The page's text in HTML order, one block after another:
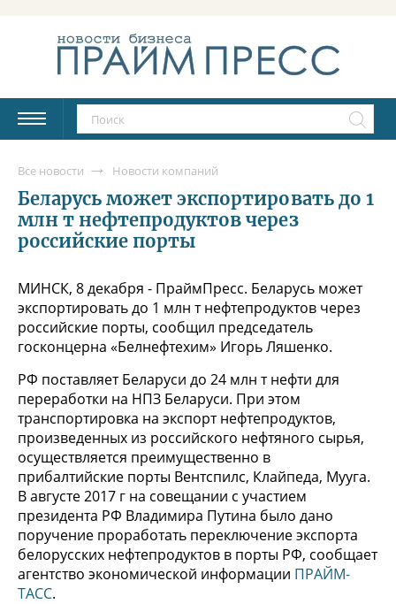
Все новости Новости компаний
Беларусь может экспортировать до 1
млн т нефтепродуктов через
российские порты
МИНСК, 8 декабря - ПраймПресс. Беларусь может
экспортировать до 1 млн т нефтепродуктов через
российские порты, сообщил председатель
госконцерна «Белнефтехим» Игорь Ляшенко.
РФ поставляет Беларуси до 24 млн т нефти для
переработки на НПЗ Беларуси. При этом
транспортировка на экспорт нефтепродуктов,
произведенных из российского нефтяного сырья,
осуществляется преимущественно в
прибалтийские порты Вентспилс, Клайпеда, Мууга.
В августе 2017 г на совещании с участием
президента РФ Владимира Путина было дано
поручение проработать переключение экспорта
белорусских нефтепродуктов в порты РФ, сообщает
агентство экономической информации ПРАЙМ-
ТАСС.